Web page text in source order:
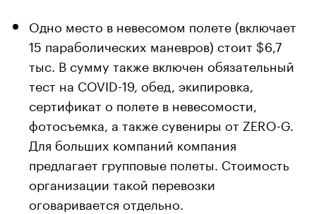
Одно место в невесомом полете (включает
15 параболических маневров) стоит $6,7
тыс. В сумму также включен обязательный
тест на COVID-19, обед, экипировка,
сертификат о полете в невесомости,
фотосъемка, а также сувениры от ZERO-G.
Для больших компаний компания
предлагает групповые полеты. Стоимость
организации такой перевозки
оговаривается отдельно.